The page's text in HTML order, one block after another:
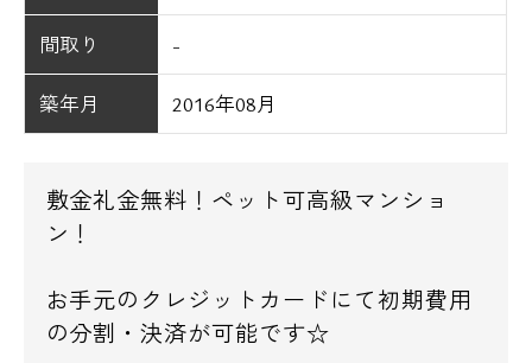
間取り -
築年月 2016年08月
敷金礼金無料！ペット可高級マンショ
ン！
お手元のクレジットカードにて初期費用
の分割・決済が可能です☆